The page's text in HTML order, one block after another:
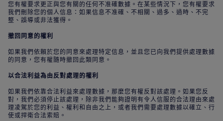
您有權要求更正與您有關的任何不准確數據。在某些情況下，您有權要求
我們刪除您的個人信息：如果信息不准確、不相關、過多、過時、不完
整、誤導或非法獲得。
撤回同意的權利
如果我們依賴於您的同意來處理特定信息，並且您已向我們提供處理數據
的同意，您有權隨時撤回此類同意。
以合法利益為由反對處理的權利
如果我們依靠合法利益來處理數據，那麼您有權反對該處理。如果您反
對，我們必須停止該處理，除非我們能夠證明有令人信服的合法理由來處
理凌駕於您的利益、權利和自由之上，或者我們需要處理數據以確立、行
使或捍衛合法索賠。